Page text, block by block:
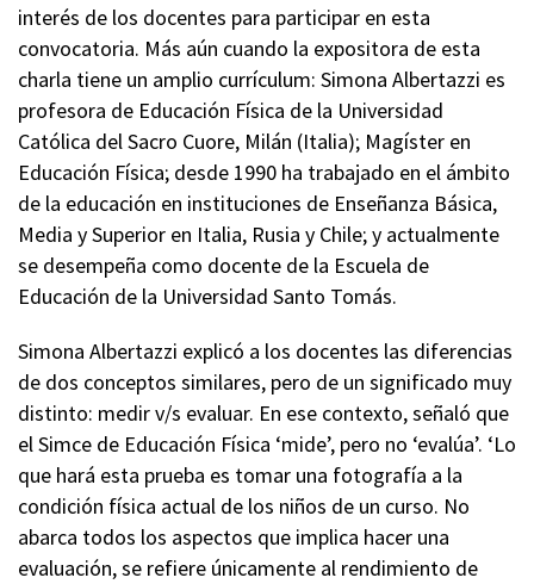
interés de los docentes para participar en esta
convocatoria. Más aún cuando la expositora de esta
charla tiene un amplio currículum: Simona Albertazzi es
profesora de Educación Física de la Universidad
Católica del Sacro Cuore, Milán (Italia); Magíster en
Educación Física; desde 1990 ha trabajado en el ámbito
de la educación en instituciones de Enseñanza Básica,
Media y Superior en Italia, Rusia y Chile; y actualmente
se desempeña como docente de la Escuela de
Educación de la Universidad Santo Tomás.
Simona Albertazzi explicó a los docentes las diferencias
de dos conceptos similares, pero de un significado muy
distinto: medir v/s evaluar. En ese contexto, señaló que
el Simce de Educación Física ‘mide’, pero no ‘evalúa’. ‘Lo
que hará esta prueba es tomar una fotografía a la
condición física actual de los niños de un curso. No
abarca todos los aspectos que implica hacer una
evaluación, se refiere únicamente al rendimiento de